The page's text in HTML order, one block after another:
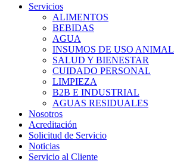
Servicios
ALIMENTOS
BEBIDAS
AGUA
INSUMOS DE USO ANIMAL
SALUD Y BIENESTAR
CUIDADO PERSONAL
LIMPIEZA
B2B E INDUSTRIAL
AGUAS RESIDUALES
Nosotros
Acreditación
Solicitud de Servicio
Noticias
Servicio al Cliente